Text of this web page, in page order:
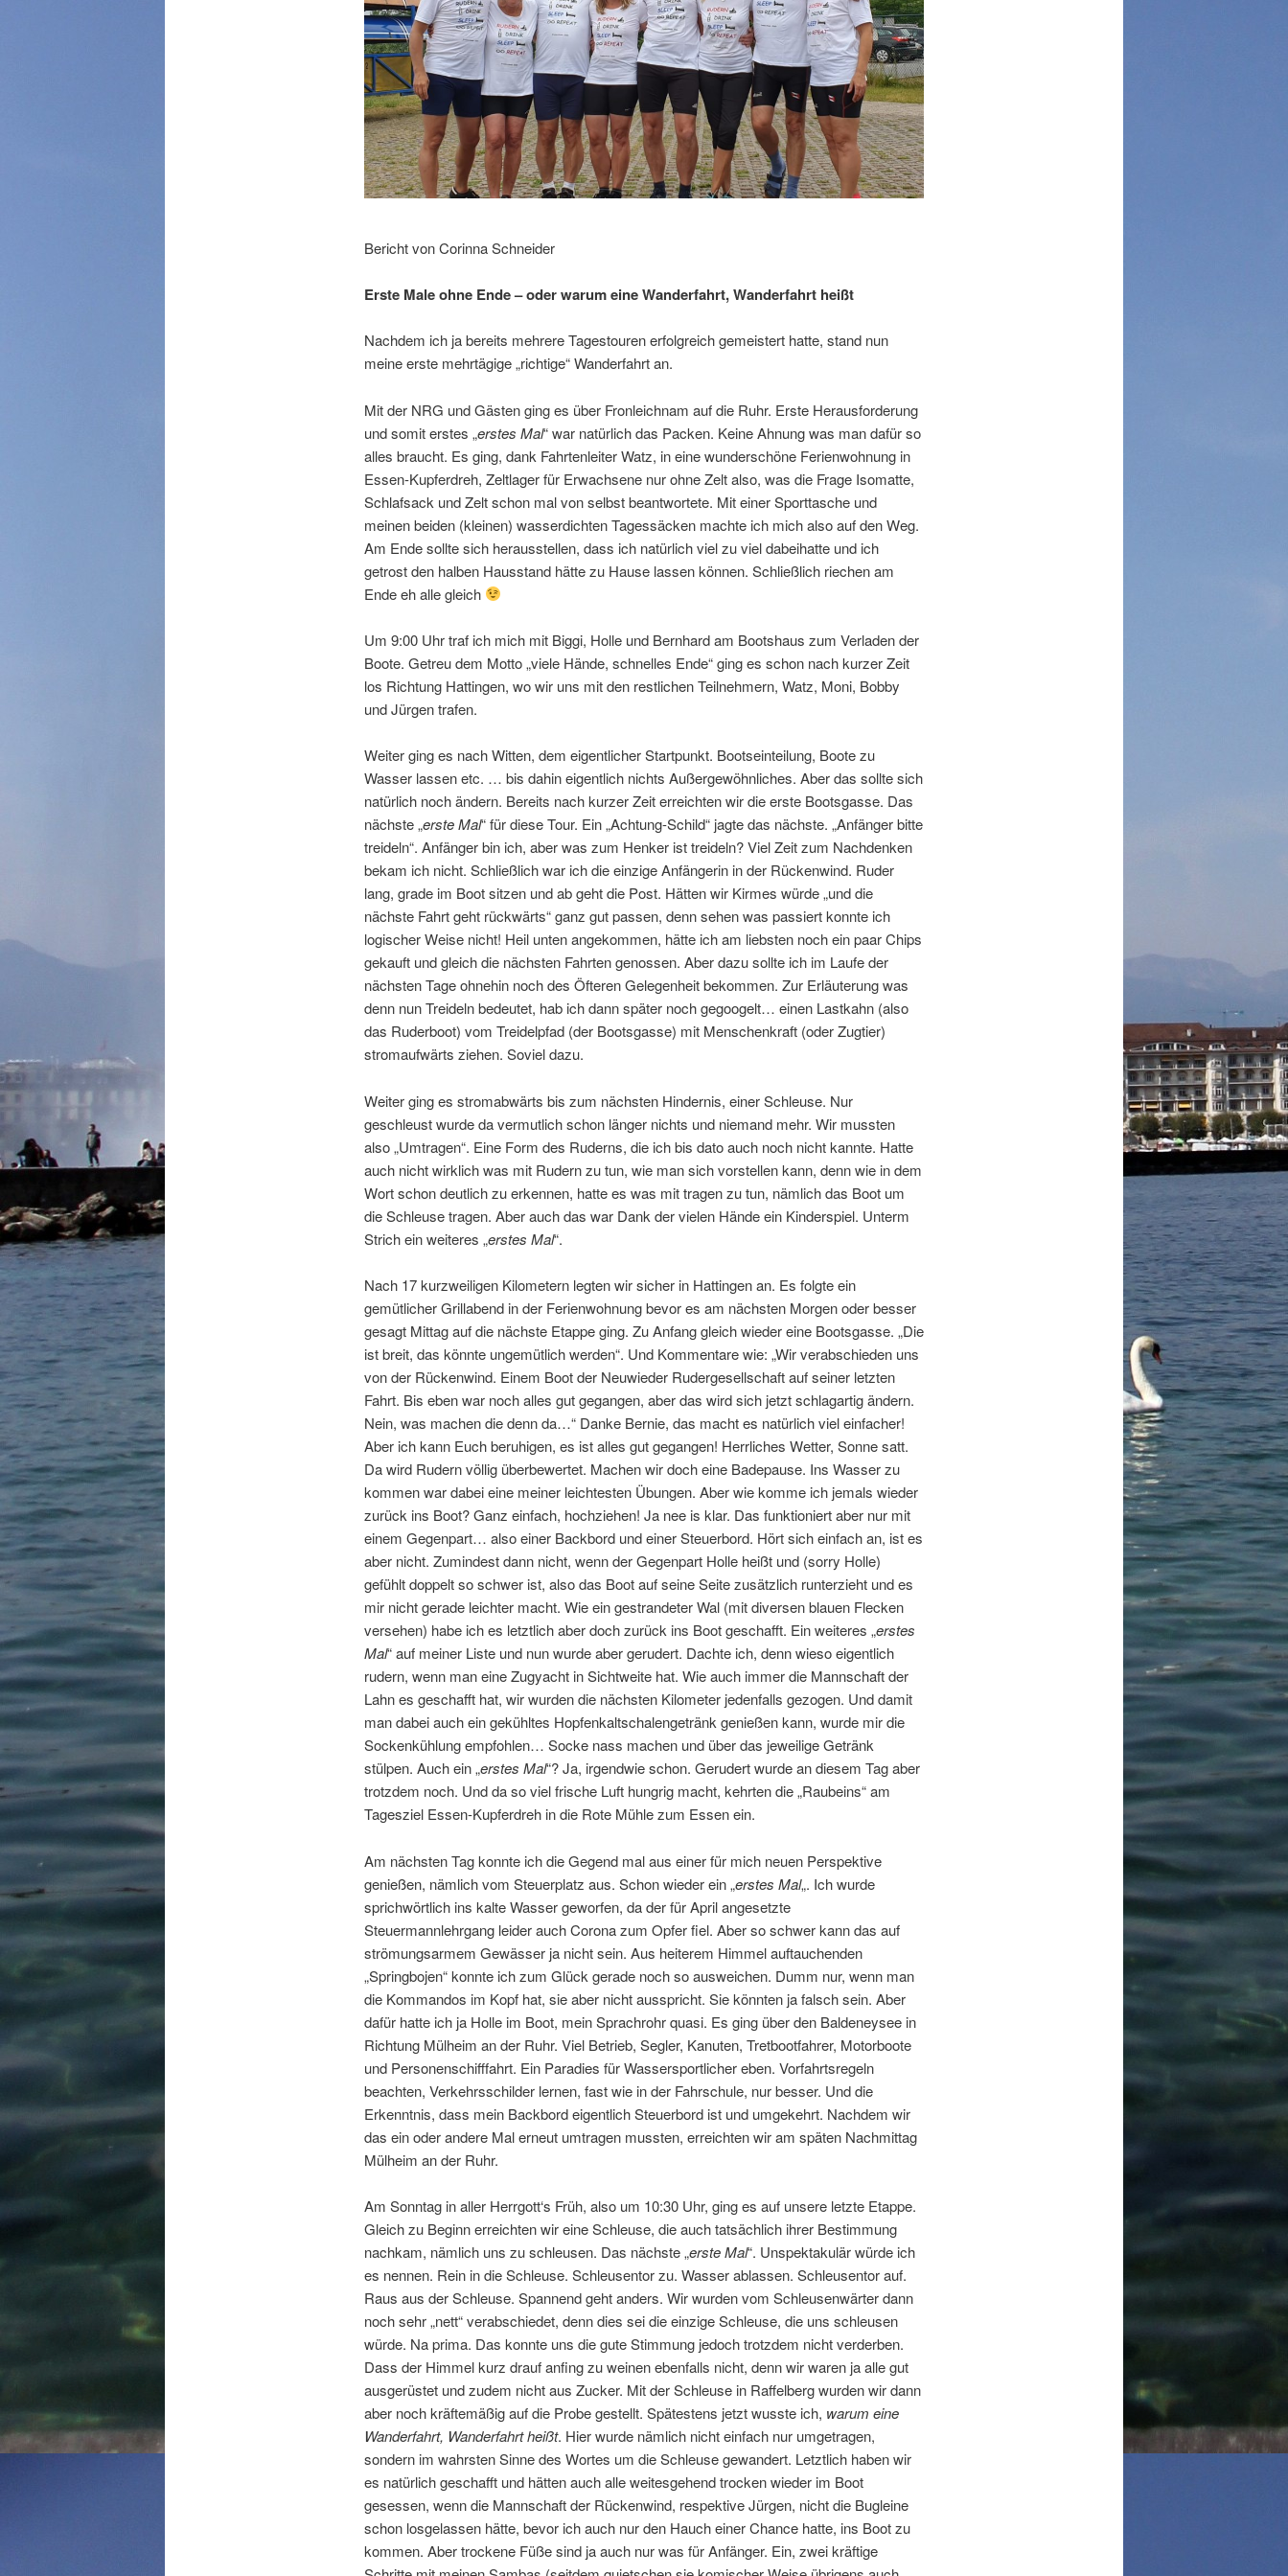
Bericht von Corinna Schneider
Erste Male ohne Ende – oder warum eine Wanderfahrt, Wanderfahrt heißt
Nachdem ich ja bereits mehrere Tagestouren erfolgreich gemeistert hatte, stand nun
meine erste mehrtägige „richtige“ Wanderfahrt an.
Mit der NRG und Gästen ging es über Fronleichnam auf die Ruhr. Erste Herausforderung
und somit erstes „erstes Mal“ war natürlich das Packen. Keine Ahnung was man dafür so
alles braucht. Es ging, dank Fahrtenleiter Watz, in eine wunderschöne Ferienwohnung in
Essen-Kupferdreh, Zeltlager für Erwachsene nur ohne Zelt also, was die Frage Isomatte,
Schlafsack und Zelt schon mal von selbst beantwortete. Mit einer Sporttasche und
meinen beiden (kleinen) wasserdichten Tagessäcken machte ich mich also auf den Weg.
Am Ende sollte sich herausstellen, dass ich natürlich viel zu viel dabeihatte und ich
getrost den halben Hausstand hätte zu Hause lassen können. Schließlich riechen am
Ende eh alle gleich
Um 9:00 Uhr traf ich mich mit Biggi, Holle und Bernhard am Bootshaus zum Verladen der
Boote. Getreu dem Motto „viele Hände, schnelles Ende“ ging es schon nach kurzer Zeit
los Richtung Hattingen, wo wir uns mit den restlichen Teilnehmern, Watz, Moni, Bobby
und Jürgen trafen.
Weiter ging es nach Witten, dem eigentlicher Startpunkt. Bootseinteilung, Boote zu
Wasser lassen etc. … bis dahin eigentlich nichts Außergewöhnliches. Aber das sollte sich
natürlich noch ändern. Bereits nach kurzer Zeit erreichten wir die erste Bootsgasse. Das
nächste „erste Mal“ für diese Tour. Ein „Achtung-Schild“ jagte das nächste. „Anfänger bitte
treideln“. Anfänger bin ich, aber was zum Henker ist treideln? Viel Zeit zum Nachdenken
bekam ich nicht. Schließlich war ich die einzige Anfängerin in der Rückenwind. Ruder
lang, grade im Boot sitzen und ab geht die Post. Hätten wir Kirmes würde „und die
nächste Fahrt geht rückwärts“ ganz gut passen, denn sehen was passiert konnte ich
logischer Weise nicht! Heil unten angekommen, hätte ich am liebsten noch ein paar Chips
gekauft und gleich die nächsten Fahrten genossen. Aber dazu sollte ich im Laufe der
nächsten Tage ohnehin noch des Öfteren Gelegenheit bekommen. Zur Erläuterung was
denn nun Treideln bedeutet, hab ich dann später noch gegoogelt… einen Lastkahn (also
das Ruderboot) vom Treidelpfad (der Bootsgasse) mit Menschenkraft (oder Zugtier)
stromaufwärts ziehen. Soviel dazu.
Weiter ging es stromabwärts bis zum nächsten Hindernis, einer Schleuse. Nur
geschleust wurde da vermutlich schon länger nichts und niemand mehr. Wir mussten
also „Umtragen“. Eine Form des Ruderns, die ich bis dato auch noch nicht kannte. Hatte
auch nicht wirklich was mit Rudern zu tun, wie man sich vorstellen kann, denn wie in dem
Wort schon deutlich zu erkennen, hatte es was mit tragen zu tun, nämlich das Boot um
die Schleuse tragen. Aber auch das war Dank der vielen Hände ein Kinderspiel. Unterm
Strich ein weiteres „erstes Mal“.
Nach 17 kurzweiligen Kilometern legten wir sicher in Hattingen an. Es folgte ein
gemütlicher Grillabend in der Ferienwohnung bevor es am nächsten Morgen oder besser
gesagt Mittag auf die nächste Etappe ging. Zu Anfang gleich wieder eine Bootsgasse. „Die
ist breit, das könnte ungemütlich werden“. Und Kommentare wie: „Wir verabschieden uns
von der Rückenwind. Einem Boot der Neuwieder Rudergesellschaft auf seiner letzten
Fahrt. Bis eben war noch alles gut gegangen, aber das wird sich jetzt schlagartig ändern.
Nein, was machen die denn da…“ Danke Bernie, das macht es natürlich viel einfacher!
Aber ich kann Euch beruhigen, es ist alles gut gegangen! Herrliches Wetter, Sonne satt.
Da wird Rudern völlig überbewertet. Machen wir doch eine Badepause. Ins Wasser zu
kommen war dabei eine meiner leichtesten Übungen. Aber wie komme ich jemals wieder
zurück ins Boot? Ganz einfach, hochziehen! Ja nee is klar. Das funktioniert aber nur mit
einem Gegenpart… also einer Backbord und einer Steuerbord. Hört sich einfach an, ist es
aber nicht. Zumindest dann nicht, wenn der Gegenpart Holle heißt und (sorry Holle)
gefühlt doppelt so schwer ist, also das Boot auf seine Seite zusätzlich runterzieht und es
mir nicht gerade leichter macht. Wie ein gestrandeter Wal (mit diversen blauen Flecken
versehen) habe ich es letztlich aber doch zurück ins Boot geschafft. Ein weiteres „erstes
Mal“ auf meiner Liste und nun wurde aber gerudert. Dachte ich, denn wieso eigentlich
rudern, wenn man eine Zugyacht in Sichtweite hat. Wie auch immer die Mannschaft der
Lahn es geschafft hat, wir wurden die nächsten Kilometer jedenfalls gezogen. Und damit
man dabei auch ein gekühltes Hopfenkaltschalengetränk genießen kann, wurde mir die
Sockenkühlung empfohlen… Socke nass machen und über das jeweilige Getränk
stülpen. Auch ein „erstes Mal“? Ja, irgendwie schon. Gerudert wurde an diesem Tag aber
trotzdem noch. Und da so viel frische Luft hungrig macht, kehrten die „Raubeins“ am
Tagesziel Essen-Kupferdreh in die Rote Mühle zum Essen ein.
Am nächsten Tag konnte ich die Gegend mal aus einer für mich neuen Perspektive
genießen, nämlich vom Steuerplatz aus. Schon wieder ein „erstes Mal„. Ich wurde
sprichwörtlich ins kalte Wasser geworfen, da der für April angesetzte
Steuermannlehrgang leider auch Corona zum Opfer fiel. Aber so schwer kann das auf
strömungsarmem Gewässer ja nicht sein. Aus heiterem Himmel auftauchenden
„Springbojen“ konnte ich zum Glück gerade noch so ausweichen. Dumm nur, wenn man
die Kommandos im Kopf hat, sie aber nicht ausspricht. Sie könnten ja falsch sein. Aber
dafür hatte ich ja Holle im Boot, mein Sprachrohr quasi. Es ging über den Baldeneysee in
Richtung Mülheim an der Ruhr. Viel Betrieb, Segler, Kanuten, Tretbootfahrer, Motorboote
und Personenschifffahrt. Ein Paradies für Wassersportlicher eben. Vorfahrtsregeln
beachten, Verkehrsschilder lernen, fast wie in der Fahrschule, nur besser. Und die
Erkenntnis, dass mein Backbord eigentlich Steuerbord ist und umgekehrt. Nachdem wir
das ein oder andere Mal erneut umtragen mussten, erreichten wir am späten Nachmittag
Mülheim an der Ruhr.
Am Sonntag in aller Herrgott‘s Früh, also um 10:30 Uhr, ging es auf unsere letzte Etappe.
Gleich zu Beginn erreichten wir eine Schleuse, die auch tatsächlich ihrer Bestimmung
nachkam, nämlich uns zu schleusen. Das nächste „erste Mal“. Unspektakulär würde ich
es nennen. Rein in die Schleuse. Schleusentor zu. Wasser ablassen. Schleusentor auf.
Raus aus der Schleuse. Spannend geht anders. Wir wurden vom Schleusenwärter dann
noch sehr „nett“ verabschiedet, denn dies sei die einzige Schleuse, die uns schleusen
würde. Na prima. Das konnte uns die gute Stimmung jedoch trotzdem nicht verderben.
Dass der Himmel kurz drauf anfing zu weinen ebenfalls nicht, denn wir waren ja alle gut
ausgerüstet und zudem nicht aus Zucker. Mit der Schleuse in Raffelberg wurden wir dann
aber noch kräftemäßig auf die Probe gestellt. Spätestens jetzt wusste ich, warum eine
Wanderfahrt, Wanderfahrt heißt. Hier wurde nämlich nicht einfach nur umgetragen,
sondern im wahrsten Sinne des Wortes um die Schleuse gewandert. Letztlich haben wir
es natürlich geschafft und hätten auch alle weitesgehend trocken wieder im Boot
gesessen, wenn die Mannschaft der Rückenwind, respektive Jürgen, nicht die Bugleine
schon losgelassen hätte, bevor ich auch nur den Hauch einer Chance hatte, ins Boot zu
kommen. Aber trockene Füße sind ja auch nur was für Anfänger. Ein, zwei kräftige